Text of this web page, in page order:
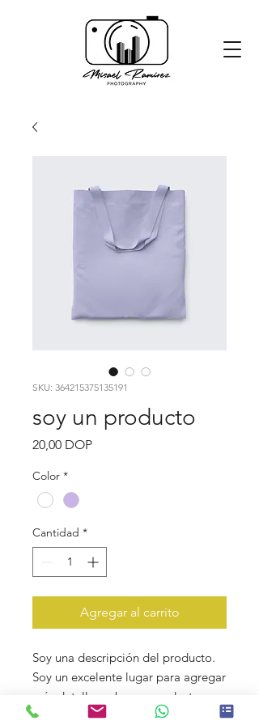
SKU: 364215375135191
soy un producto
20,00 DOPPrecio
Color *
Cantidad *
Agregar al carrito
Soy una descripción del producto.
Soy un excelente lugar para agregar
más detalles sobre su producto,
como el tamaño, el material, las